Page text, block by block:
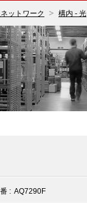
ットワーク 構内 - 光
: AQ7290F